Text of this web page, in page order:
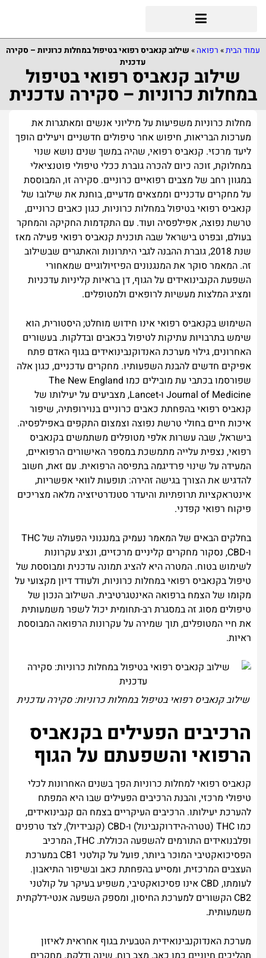
עמוד הבית» רפואה » שילוב קנאביס רפואי בטיפול במחלות כרוניות – סקירה
עדכנית
שילוב קנאביס רפואי בטיפול
במחלות כרוניות – סקירה עדכנית
מחלות כרוניות משפיעות על מיליוני אנשים ומאתגרות את
מערכות הבריאות, חיפוש אחר טיפולים חדשניים ויעילים הופך
ליעד מרכזי. קנאביס רפואי, שהיה במשך שנים נושא שנוי
במחלוקת, זוכה כיום להכרה גוברת ככלי טיפולי פוטנציאלי
במגוון רחב של מצבים רפואיים כרוניים. סקירה זו, המבוססת
על מחקרים עדכניים וממצאים מדעיים, בוחנת את שילובו של
קנאביס רפואי בטיפול במחלות כרוניות, כגון כאבים כרוניים,
טרשת נפוצה, אפילפסיה ועוד. עם התקדמות החקיקה והמחקר
בעולם, ובפרט בישראל שבה תוכנית קנאביס רפואי פעילה מאז
שנת 2018, גוברת ההבנה לגבי היתרונות והאתגרים שבשילוב
זה. המאמר סוקר את המנגנונים הפיזיולוגיים שמאחורי
השפעת הקנבינואידים על הגוף, דן בראיות קליניות עדכניות
ומציג המלצות מעשיות לרופאים ולמטופלים.
השימוש בקנאביס רפואי אינו חידוש מוחלט; היסטורית, הוא
שימש בתרבויות עתיקות לטיפול בכאבים ובדלקות. בעשורים
האחרונים, גילוי מערכת האנדוקנבינואידים בגוף האדם פתח
אפיקים חדשים להבנת השפעותיו. מחקרים עדכניים, כגון אלה
שפורסמו בכתבי עת מובילים כמו The New England
Journal of Medicine ו-Lancet, מצביעים על יעילותו של
קנאביס רפואי בהפחתת כאבים כרוניים בנוירופתיה, שיפור
איכות חיים בחולי טרשת נפוצה וצמצום התקפים באפילפסיה.
בישראל, שבה עשרות אלפי מטופלים משתמשים בקנאביס
רפואי, נצפית עלייה מתמשכת במספר האישורים הרפואיים,
המעידה על שינוי פרדיגמה בתפיסה הרפואית. עם זאת, חשוב
להדגיש את הצורך בגישה זהירה: תופעות לוואי אפשריות,
אינטראקציות תרופתיות והיעדר סטנדרטיזציה מלאה מצריכים
פיקוח רפואי קפדני.
בחלקים הבאים של המאמר נעמיק במנגנוני הפעולה של THC
ו-CBD, נסקור מחקרים קליניים מרכזיים, ונציג עקרונות
לשימוש בטוח. המטרה היא להציג תמונה עדכנית ומבוססת של
טיפול בקנאביס רפואי במחלות כרוניות, ולעודד דיון מקצועי על
מקומו של הצמח ברפואה האינטגרטיבית. השילוב הנכון של
טיפולים מסוג זה במסגרת רב-תחומית יכול לשפר משמעותית
את חיי המטופלים, תוך שמירה על עקרונות הרפואה המבוססת
ראיות.
שילוב קנאביס רפואי בטיפול במחלות כרוניות: סקירה עדכנית
הרכיבים הפעילים בקנאביס
הרפואי והשפעתם על הגוף
קנאביס רפואי למחלות כרוניות הפך בשנים האחרונות לכלי
טיפולי מרכזי, והבנת הרכיבים הפעילים שבו היא המפתח
להערכת יעילותו. הרכיבים העיקריים בצמח הם קנבינואידים,
כמו THC (טטרה-הידרוקנבינול) ו-CBD (קנבידיול), לצד טרפנים
ופלבנואידים התורמים להשפעה הכוללת. THC, המרכיב
הפסיכואקטיבי המוכר ביותר, פועל על קולטני CB1 במערכת
העצבים המרכזית, ומסייע בהפחתת כאב ובשיפור התיאבון.
לעומתו, CBD אינו פסיכואקטיבי, משפיע בעיקר על קולטני
CB2 הקשורים למערכת החיסון, ומספק השפעה אנטי-דלקתית
משמעותית.
מערכת האנדוקנבינואידית הטבעית בגוף אחראית לאיזון